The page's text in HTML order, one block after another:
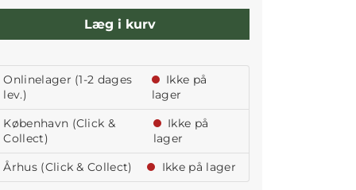
Læg i kurv
Onlinelager (1-2 dages
lev.)
Ikke på
lager
København (Click &
Collect)
Ikke på
lager
Århus (Click & Collect)
Ikke på lager